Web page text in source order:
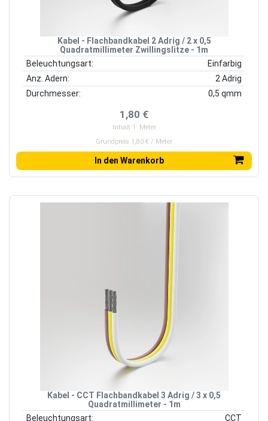
Kabel - Flachbandkabel 2 Adrig / 2 x 0,5
Quadratmillimeter Zwillingslitze - 1m
Beleuchtungsart:
Einfarbig
Anz. Adern:
2 Adrig
Durchmesser:
0,5 qmm
1,80 €
Inhalt 1
Meter
Grundpreis 1,80 € / Meter
In den Warenkorb
Kabel - CCT Flachbandkabel 3 Adrig / 3 x 0,5
Quadratmillimeter - 1m
Beleuchtungsart:
CCT